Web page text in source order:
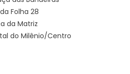
Folha 28
da Matriz
do Milênio/Centro